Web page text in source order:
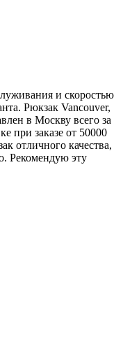
и скоростью
Рюкзак Vancouver,
в Москву всего за
при заказе от 50000
отличного качества,
Рекомендую эту